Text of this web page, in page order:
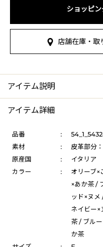
ショッピ
店舗在庫・取
アイテム説明
アイテム詳細
品番 :
素材
:
皮革部分
原産国
:
イタリア
カラー
:
オリーブ×
×あか茶 /
ッド×ヌ
ネイビー×
茶 / ブル
か茶